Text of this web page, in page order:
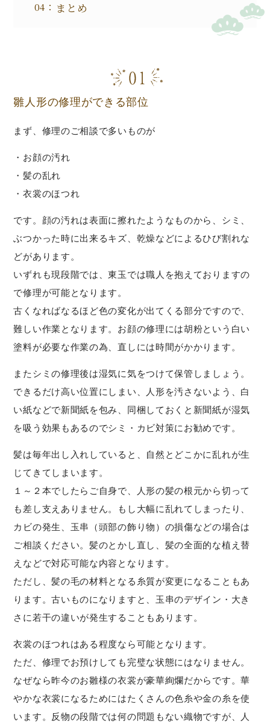
まとめ
雛人形の修理ができる部位
まず、修理のご相談で多いものが
・お顔の汚れ
・髪の乱れ
・衣裳のほつれ
です。顔の汚れは表面に擦れたようなものから、シミ、
ぶつかった時に出来るキズ、乾燥などによるひび割れな
どがあります。
いずれも現段階では、東玉では職人を抱えておりますの
で修理が可能となります。
古くなればなるほど色の変化が出てくる部分ですので、
難しい作業となります。お顔の修理には胡粉という白い
塗料が必要な作業の為、直しには時間がかかります。
またシミの修理後は湿気に気をつけて保管しましょう。
できるだけ高い位置にしまい、人形を汚さないよう、白
い紙などで新聞紙を包み、同梱しておくと新聞紙が湿気
を吸う効果もあるのでシミ・カビ対策にお勧めです。
髪は毎年出し入れしていると、自然とどこかに乱れが生
じてきてしまいます。
１～２本でしたらご自身で、人形の髪の根元から切って
も差し支えありません。もし大幅に乱れてしまったり、
カビの発生、玉串（頭部の飾り物）の損傷などの場合は
ご相談ください。髪のとかし直し、髪の全面的な植え替
えなどで対応可能な内容となります。
ただし、髪の毛の材料となる糸質が変更になることもあ
ります。古いものになりますと、玉串のデザイン・大き
さに若干の違いが発生することもあります。
衣裳のほつれはある程度なら可能となります。
ただ、修理でお預けしても完璧な状態にはなりません。
なぜなら昨今のお雛様の衣裳が豪華絢爛だからです。華
やかな衣裳になるためにはたくさんの色糸や金の糸を使
います。反物の段階では何の問題もない織物ですが、人